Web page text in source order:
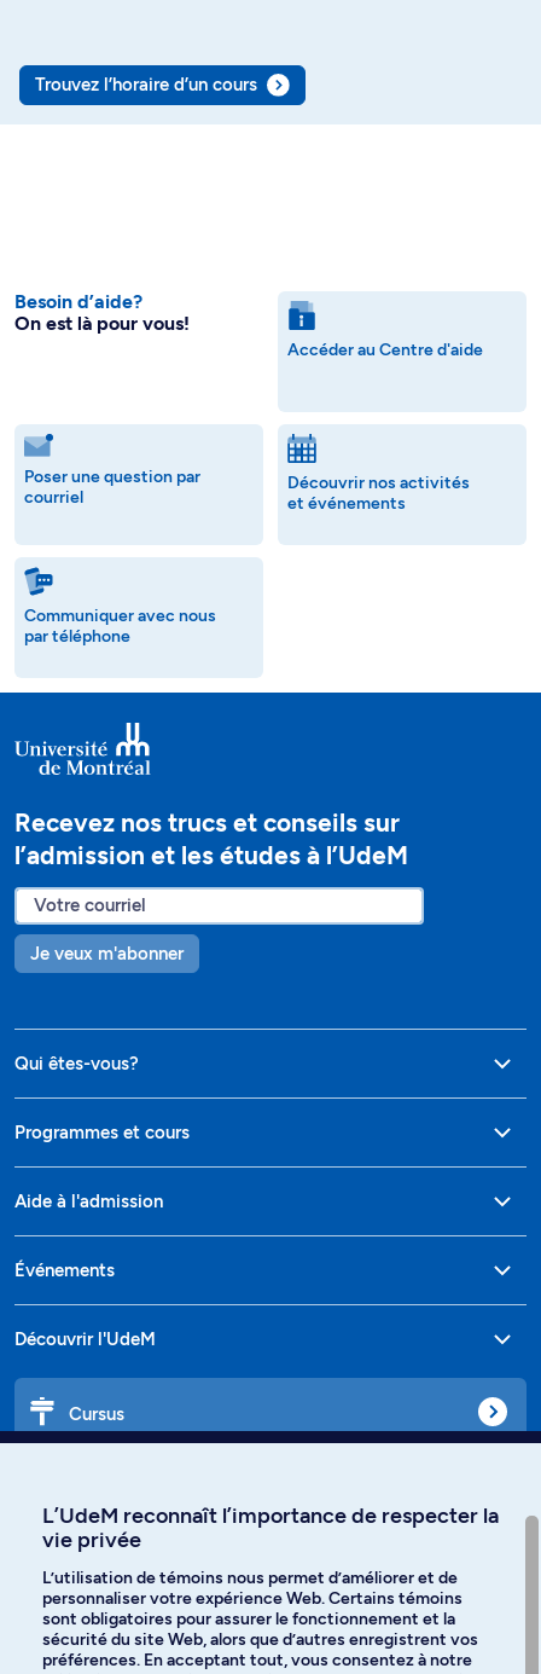
Trouvez l’horaire d’un cours
Besoin d’aide?
On est là pour vous!
Accéder au Centre d'aide
Poser une question par
courriel
Découvrir nos activités
et événements
Communiquer avec nous
par téléphone
Recevez nos trucs et conseils sur
l’admission et les études à l’UdeM
Je veux m'abonner
Qui êtes-vous?
Programmes et cours
Aide à l'admission
Événements
Découvrir l'UdeM
Cursus
Langues
L’UdeM reconnaît l’importance de respecter la
vie privée
L’utilisation de témoins nous permet d’améliorer et de
personnaliser votre expérience Web. Certains témoins
sont obligatoires pour assurer le fonctionnement et la
sécurité du site Web, alors que d’autres enregistrent vos
préférences. En acceptant tout, vous consentez à notre